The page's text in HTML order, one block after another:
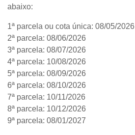
abaixo:
1ª parcela ou cota única: 08/05/2026
2ª parcela: 08/06/2026
3ª parcela: 08/07/2026
4ª parcela: 10/08/2026
5ª parcela: 08/09/2026
6ª parcela: 08/10/2026
7ª parcela: 10/11/2026
8ª parcela: 10/12/2026
9ª parcela: 08/01/2027